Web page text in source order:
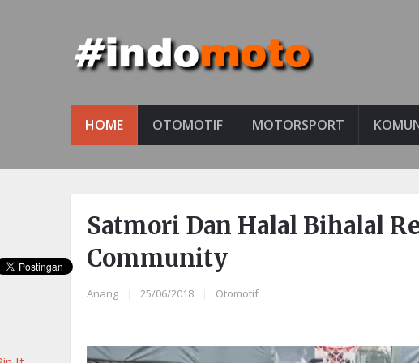
HOME OTOMOTIF MOTORSPORT
Satmori Dan Halal Bihalal
Community
Anang 25/06/2018 Otomotif